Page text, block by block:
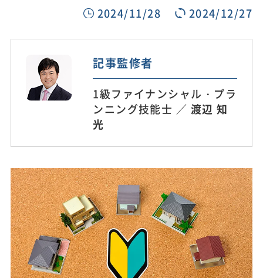
2024/11/28
2024/12/27
記事監修者
1級ファイナンシャル・プラ
ンニング技能士 ／ 渡辺 知
光